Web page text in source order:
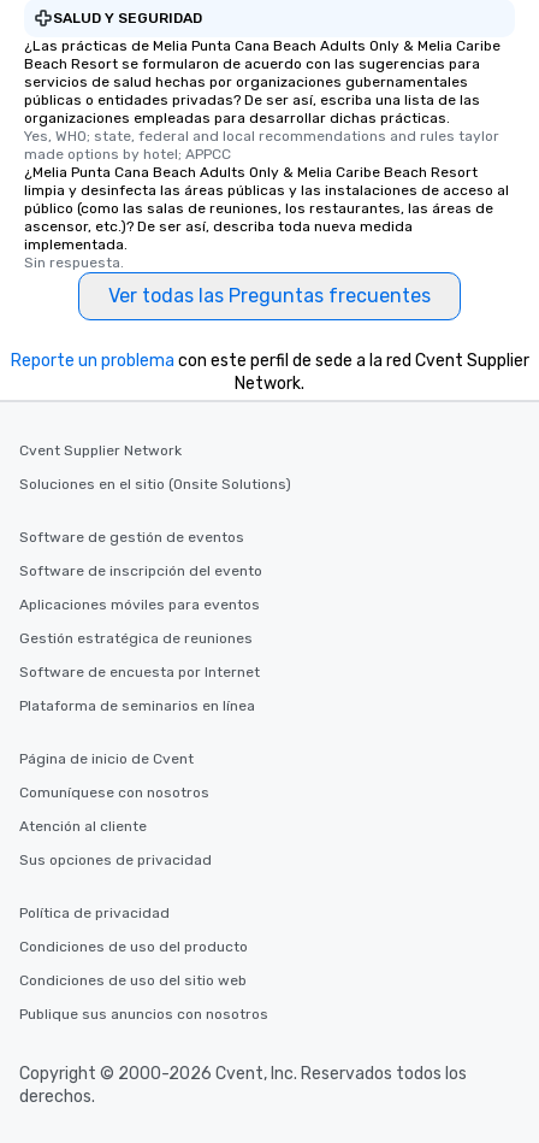
SALUD Y SEGURIDAD
¿Las prácticas de Melia Punta Cana Beach Adults Only & Melia Caribe
Beach Resort se formularon de acuerdo con las sugerencias para
servicios de salud hechas por organizaciones gubernamentales
públicas o entidades privadas? De ser así, escriba una lista de las
organizaciones empleadas para desarrollar dichas prácticas.
Yes, WHO; state, federal and local recommendations and rules taylor
made options by hotel; APPCC
¿Melia Punta Cana Beach Adults Only & Melia Caribe Beach Resort
limpia y desinfecta las áreas públicas y las instalaciones de acceso al
público (como las salas de reuniones, los restaurantes, las áreas de
ascensor, etc.)? De ser así, describa toda nueva medida
implementada.
Sin respuesta.
Ver todas las Preguntas frecuentes
Reporte un problema con este perfil de sede a la red Cvent Supplier
Network.
Cvent Supplier Network
Soluciones en el sitio (Onsite Solutions)
Software de gestión de eventos
Software de inscripción del evento
Aplicaciones móviles para eventos
Gestión estratégica de reuniones
Software de encuesta por Internet
Plataforma de seminarios en línea
Página de inicio de Cvent
Comuníquese con nosotros
Atención al cliente
Sus opciones de privacidad
Política de privacidad
Condiciones de uso del producto
Condiciones de uso del sitio web
Publique sus anuncios con nosotros
Copyright © 2000-2026 Cvent, Inc. Reservados todos los
derechos.